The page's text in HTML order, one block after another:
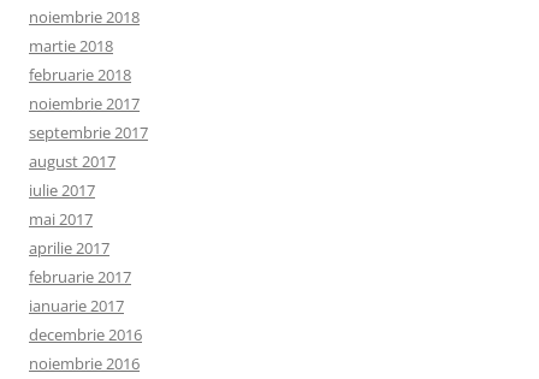
noiembrie 2018
martie 2018
februarie 2018
noiembrie 2017
septembrie 2017
august 2017
iulie 2017
mai 2017
aprilie 2017
februarie 2017
ianuarie 2017
decembrie 2016
noiembrie 2016